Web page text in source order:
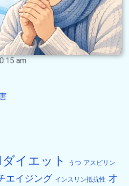
am
イエット うつ アスピリン
エイジング インスリン抵抗性 オ